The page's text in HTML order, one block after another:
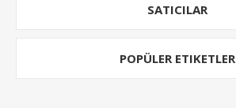
SATICILAR
POPÜLER ETIKETLER